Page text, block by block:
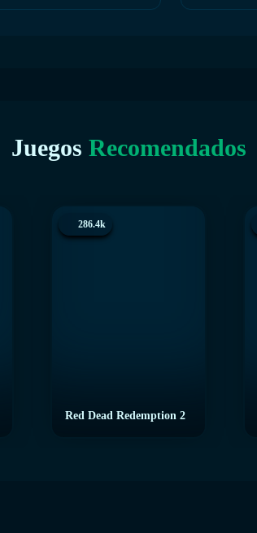
Juegos Recomendados
286.4k
Red Dead Redemption 2